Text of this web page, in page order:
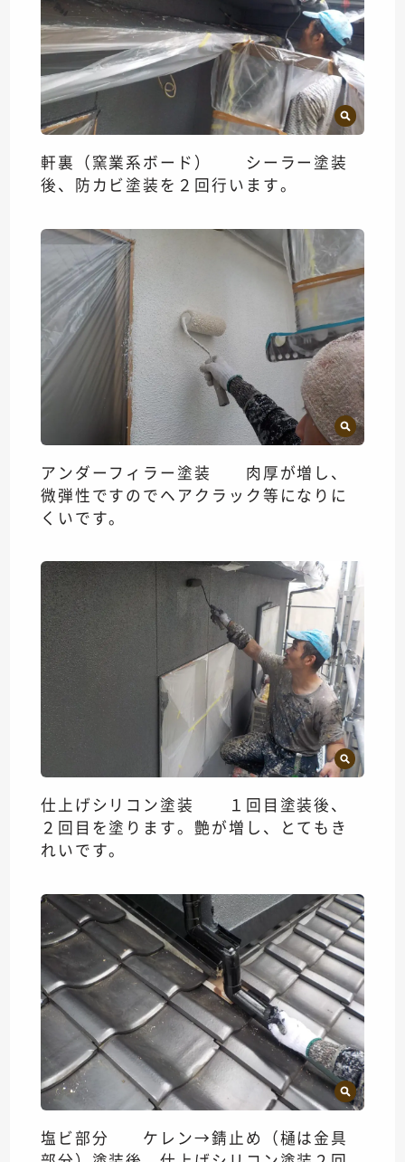
軒裏（窯業系ボード） シーラー塗装
後、防カビ塗装を２回行います。
アンダーフィラー塗装 肉厚が増し、
微弾性ですのでヘアクラック等になりに
くいです。
仕上げシリコン塗装 １回目塗装後、
２回目を塗ります。艶が増し、とてもき
れいです。
塩ビ部分 ケレン→錆止め（樋は金具